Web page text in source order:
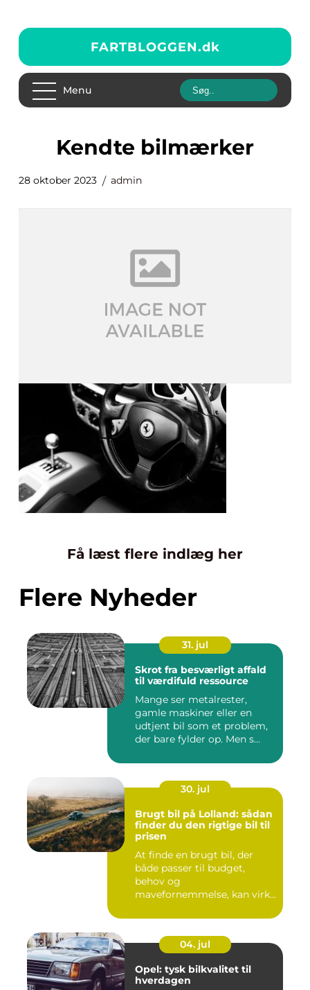
FARTBLOGGEN.dk
Menu
kendte bilmærker
28 oktober 2023 admin
Få læst flere indlæg her
Flere Nyheder
31. jul
Skrot fra besværligt affald
til værdifuld ressource
Mange ser metalrester,
gamle maskiner eller en
udtjent bil som et problem,
der bare fylder op. Men s...
30. jul
Brugt bil på Lolland: sådan
finder du den rigtige bil til
prisen
At finde en brugt bil, der
både passer til budget,
behov og
mavefornemmelse, kan virke
04. jul
Opel: tysk bilkvalitet til
hverdagen